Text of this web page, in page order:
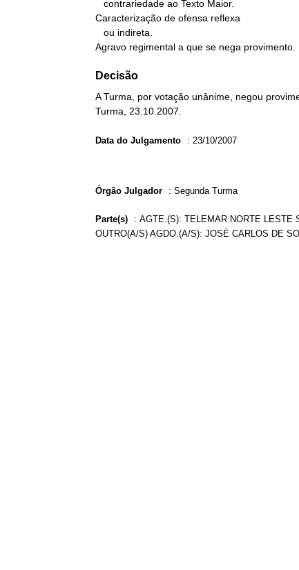
Caracterização de ofensa reflexa
Agravo regimental a que se nega provimento.
Decisão
A Turma, por votação unânime, negou
Turma, 23.10.2007.
Data do Julgamento : 23/10/2007
Órgão Julgador : Segunda Turma
Parte(s) : AGTE.(S): TELEMAR NORTE LESTE
OUTRO(A/S) AGDO.(A/S): JOSÉ CARLOS DE